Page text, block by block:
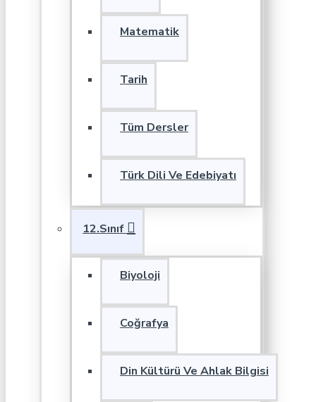
Matematik
Tarih
Tüm Dersler
Türk Dili Ve Edebiyatı
12.Sınıf
Biyoloji
Coğrafya
Din Kültürü Ve Ahlak Bilgisi